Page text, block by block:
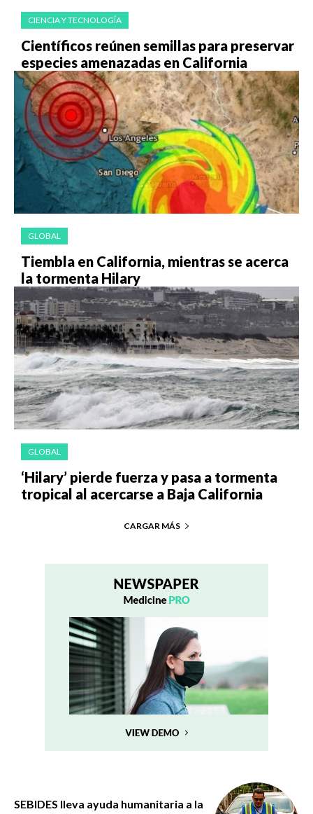
CIENCIA Y TECNOLOGÍA
Científicos reúnen semillas para preservar
especies amenazadas en California
GLOBAL
Tiembla en California, mientras se acerca
la tormenta Hilary
GLOBAL
‘Hilary’ pierde fuerza y pasa a tormenta
tropical al acercarse a Baja California
CARGAR MÁS
SEBIDES lleva ayuda humanitaria a la